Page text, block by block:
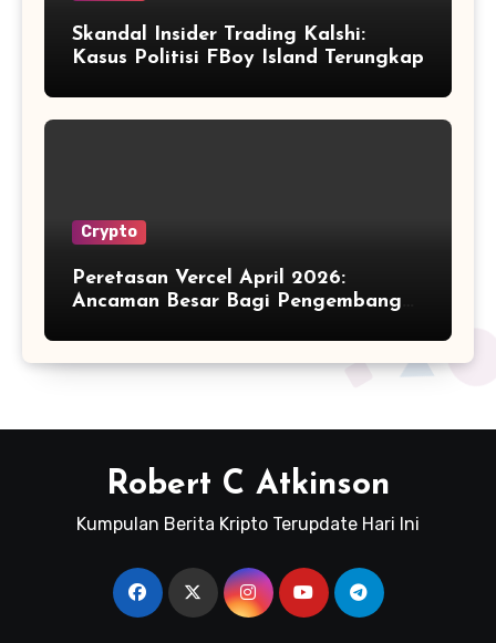
Skandal Insider Trading Kalshi:
Kasus Politisi FBoy Island Terungkap
Crypto
Peretasan Vercel April 2026:
Ancaman Besar Bagi Pengembang
Robert C Atkinson
Kumpulan Berita Kripto Terupdate Hari Ini